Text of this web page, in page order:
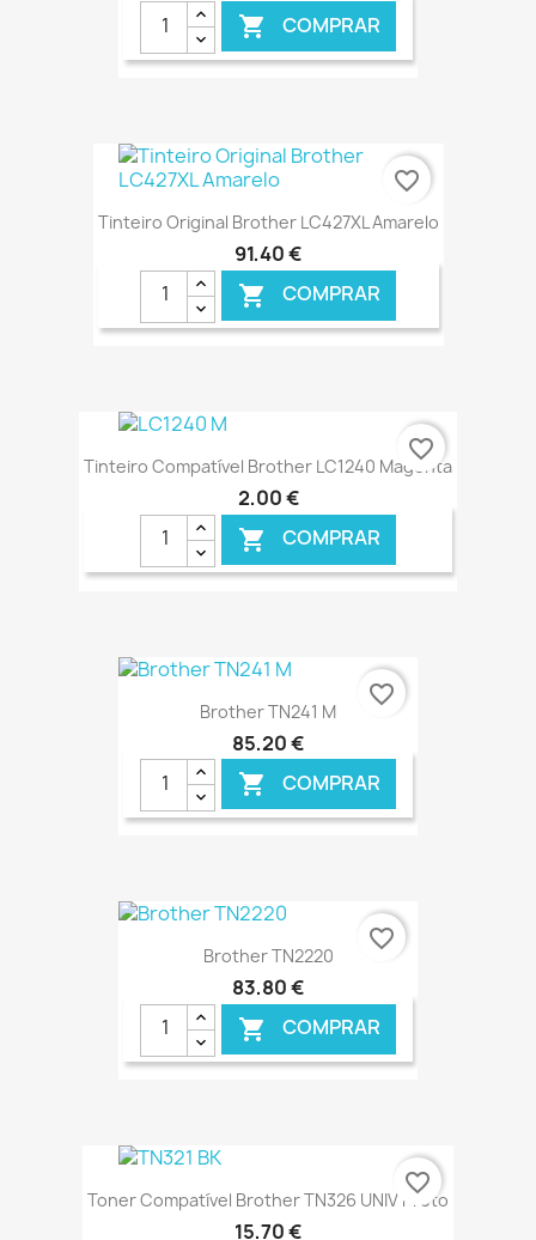
 COMPRAR
€ ONLINE
Tinteiro Original Brother LC427XL Amarelo
91,40 €
 COMPRAR
favorite_border
Tinteiro Compatível Brother LC1240 Magenta
2,00 €
 COMPRAR
€ ONLINE
favorite_border
Brother TN241 M
85,20 €
 COMPRAR
€ ONLINE
favorite_border
Brother TN2220
83,80 €
 COMPRAR
€ ONLINE
favorite_border
Toner Compatível Brother TN326 UNIV Preto
15,70 €
favorite_border